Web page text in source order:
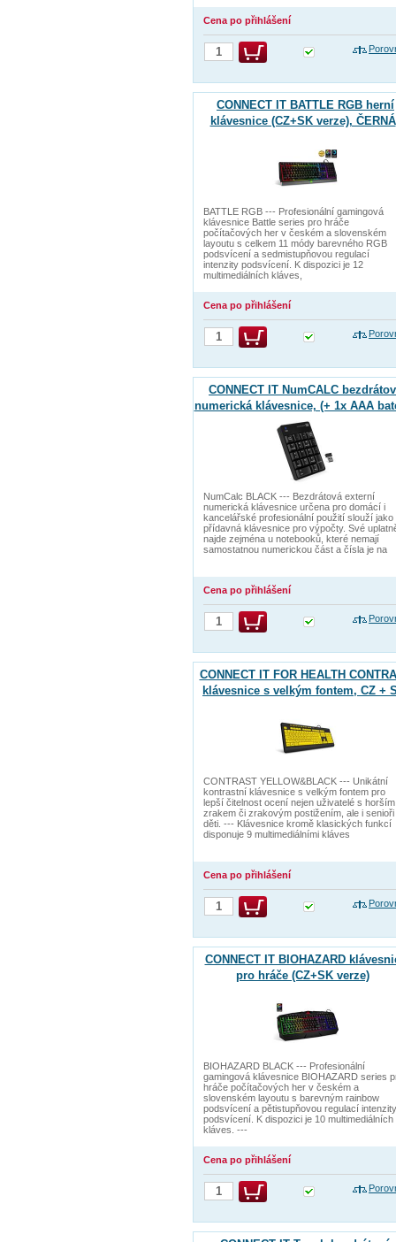
Cena po přihlášení
CONNECT IT BATTLE RGB herní
klávesnice (CZ+SK verze), ČERNÁ
BATTLE RGB --- Profesionální gamingová
klávesnice Battle series pro hráče
počítačových her v českém a slovenském
layoutu s celkem 11 módy barevného RGB
podsvícení a sedmistupňovou regulací
intenzity podsvícení. K dispozici je 12
multimediálních kláves,
Cena po přihlášení
CONNECT IT NumCALC
numerická klávesnice, (+ 1x AAA
zdarma), ČERNÁ
NumCalc BLACK --- Bezdrátová externí
numerická klávesnice určena pro domácí i
kancelářské profesionální použití slouží jako
přídavná klávesnice pro výpočty. Své
najde zejména u notebooků, které nemají
samostatnou numerickou část a čísla je na
Cena po přihlášení
CONNECT IT FOR HEALTH
klávesnice s velkým fontem, CZ +
CONTRAST YELLOW&BLACK --- Unikátní
kontrastní klávesnice s velkým fontem pro
lepší čitelnost ocení nejen uživatelé s horším
zrakem či zrakovým postižením, ale i senioři
děti. --- Klávesnice kromě klasických funkcí
disponuje 9 multimediálními kláves
Cena po přihlášení
CONNECT IT BIOHAZARD
pro hráče (CZ+SK verze)
BIOHAZARD BLACK --- Profesionální
gamingová klávesnice BIOHAZARD series
hráče počítačových her v českém a
slovenském layoutu s barevným rainbow
podsvícení a pětistupňovou regulací intenzity
podsvícení. K dispozici je 10 multimediálních
kláves. ---
Cena po přihlášení